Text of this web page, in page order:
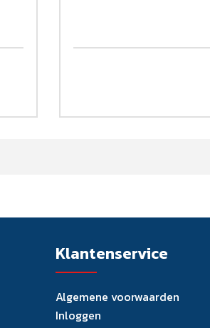
Klantenservice
Algemene voorwaarden
Inloggen